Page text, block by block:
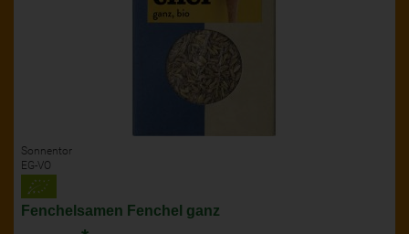
Sonnentor
EG-VO
Fenchelsamen Fenchel ganz